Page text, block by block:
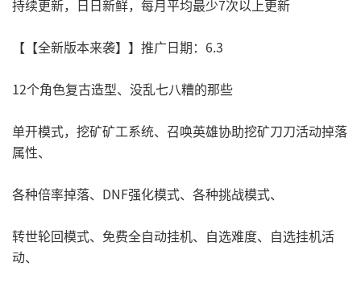
持续更新，日日新鲜，每月平均最少7次以上更新
【【全新版本来袭】】推广日期：6.3
12个角色复古造型、没乱七八糟的那些
单开模式，挖矿矿工系统、召唤英雄协助挖矿刀刀活动掉落
属性、
各种倍率掉落、DNF强化模式、各种挑战模式、
转世轮回模式、免费全自动挂机、自选难度、自选挂机活
动、